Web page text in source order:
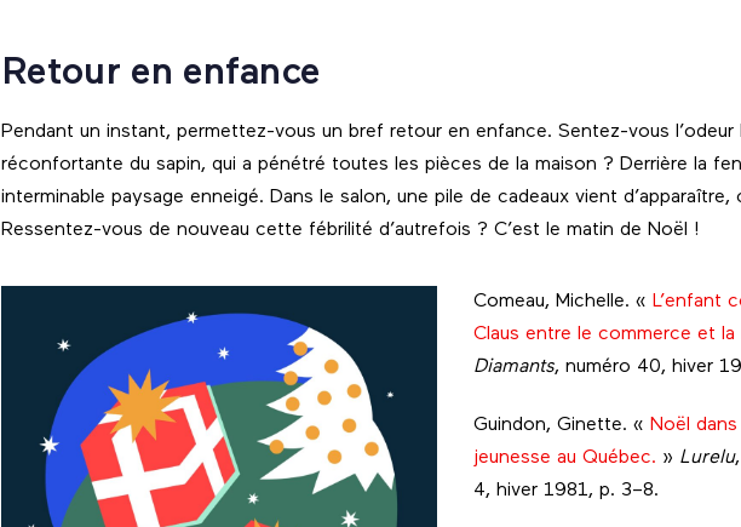
Retour en enfance
Pendant un instant, permettez-vous un bref retour en enfance. Sentez-vous l’odeur
réconfortante du sapin, qui a pénétré toutes les pièces de la maison ? Derrière la
interminable paysage enneigé. Dans le salon, une pile de cadeaux vient d’apparaître,
Ressentez-vous de nouveau cette fébrilité d’autrefois ? C’est le matin de Noël !
Comeau, Michelle. « L’enfant
Claus entre le commerce et la
Diamants, numéro 40, hiver
Guindon, Ginette. « Noël
jeunesse au Québec. » Lurelu
4, hiver 1981, p. 3–8.